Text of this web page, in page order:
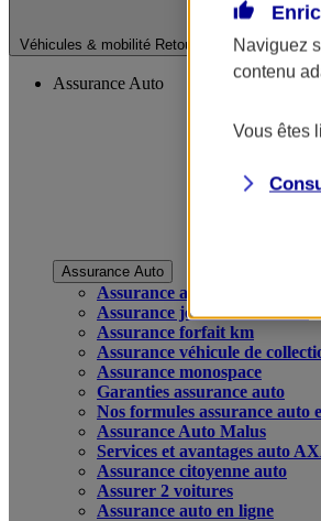
Véhicules & mobilité Retour à la section
Assurance Auto
Assurance Auto
Assurance auto
Assurance jeune conducteur
Assurance forfait km
Assurance véhicule de
Assurance monospace
Garanties assurance auto
Nos formules assurance auto
Assurance Auto Malus
Services et avantages auto
Assurance citoyenne auto
Assurer 2 voitures
Assurance auto en ligne
Naviguez
contenu
Vous êtes